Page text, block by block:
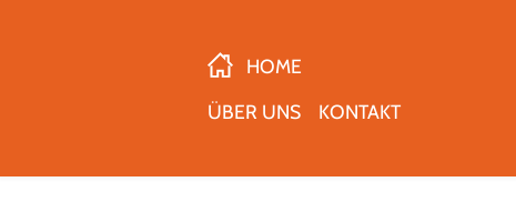
HOME
ÜBER UNS
KONTAKT